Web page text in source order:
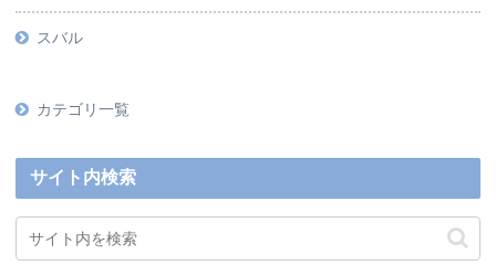
スバル
カテゴリ一覧
サイト内検索